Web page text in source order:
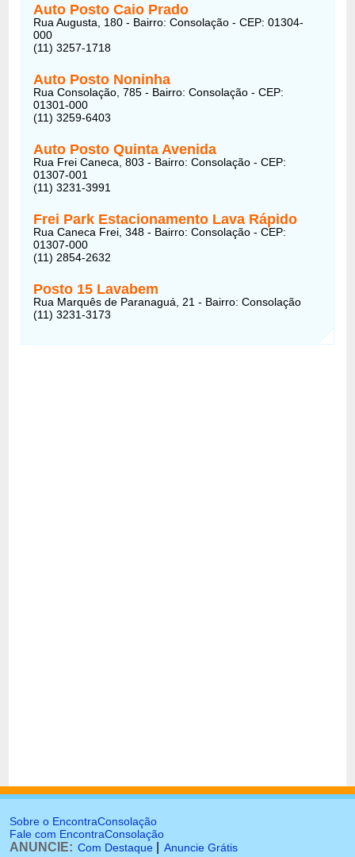
Auto Posto Caio Prado
Rua Augusta, 180 - Bairro: Consolação - CEP: 01304-
000
(11) 3257-1718
Auto Posto Noninha
Rua Consolação, 785 - Bairro: Consolação - CEP:
01301-000
(11) 3259-6403
Auto Posto Quinta Avenida
Rua Frei Caneca, 803 - Bairro: Consolação - CEP:
01307-001
(11) 3231-3991
Frei Park Estacionamento Lava Rápido
Rua Caneca Frei, 348 - Bairro: Consolação - CEP:
01307-000
(11) 2854-2632
Posto 15 Lavabem
Rua Marquês de Paranaguá, 21 - Bairro: Consolação
(11) 3231-3173
Sobre o EncontraConsolação
Fale com EncontraConsolação
ANUNCIE: Com Destaque Anuncie Grátis